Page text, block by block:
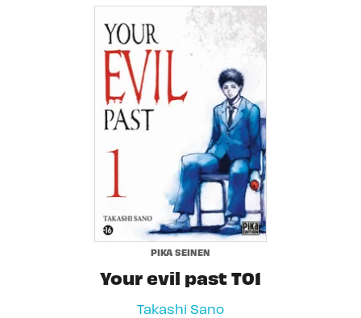
PIKA SEINEN
Your evil past T01
Takashi Sano